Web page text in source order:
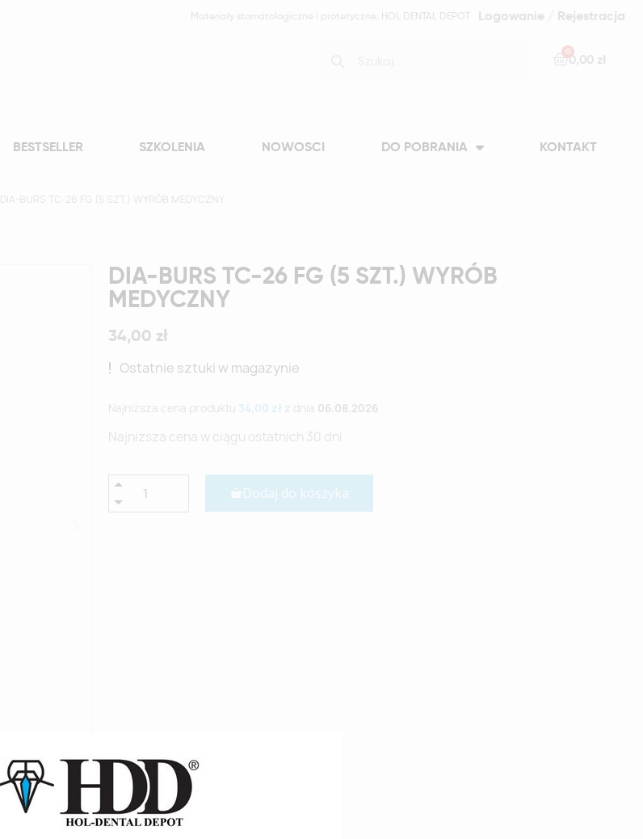
Materiały stomatologiczne i protetyczne: HOL DENTAL DEPOT Logowanie / Rejestracja
0,00 zł
BESTSELLER SZKOLENIA NOWOSCI DO POBRANIA KONTAKT
DIA-BURS TC-26 FG (5 SZT.) WYRÓB MEDYCZNY
DIA-BURS TC-26 FG (5 SZT.) WYRÓB
MEDYCZNY
34,00 zł
Ostatnie sztuki w magazynie
Najniższa cena produktu 34,00 zł z dnia 06.08.2026
Najniższa cena w ciągu ostatnich 30 dni
Dodaj do koszyka